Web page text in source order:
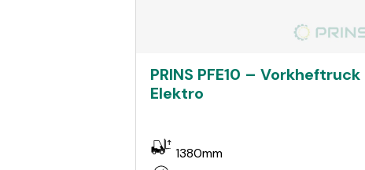
PRINS PFE10 – Vorkheftruck
Elektro
1380mm